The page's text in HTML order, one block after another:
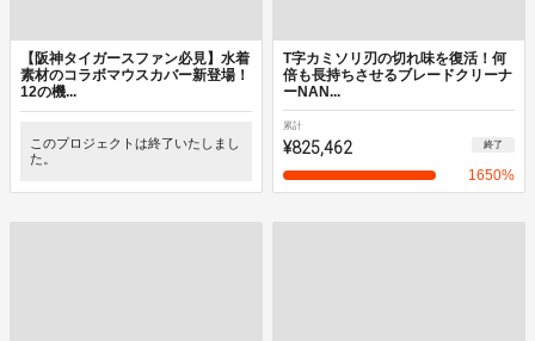
【阪神タイガースファン必見】水着
素材のコラボマウスカバー新登場！
12の機...
このプロジェクトは終了いたしまし
た。
T字カミソリ刃の切れ味を復活！何
倍も長持ちさせるブレードクリーナ
ーNAN...
累計
¥825,462 終了
1650%